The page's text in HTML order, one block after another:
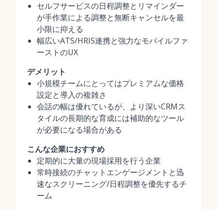
セルフサービスの日程調整とリマインダー
が手作業による調整と無断キャンセルを最
小限に抑える
幅広いATS/HRIS連携と強力なモバイルファ
ーストのUX
デメリット
小規模チームにとってはプレミアムな価格
設定と導入の複雑さ
会話の幅は優れているが、より深いCRMス
タイルの長期的な育成には補助的なツール
が必要になる場合がある
こんな企業におすすめ
定期的に大量の現場採用を行う企業
常時接続のチャットエンゲージメントと迅
速なスクリーニング/日程調整を優先するチ
ーム